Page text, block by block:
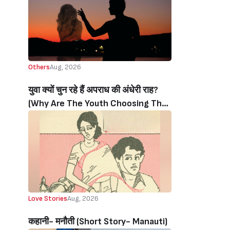
OthersAug, 2026
युवा क्यों चुन रहे हैं अपराध की अंधेरी राह?
(Why Are The Youth Choosing The
Dark Path Of Crime?)
Love StoriesAug, 2026
कहानी- मनौती (Short Story- Manauti)